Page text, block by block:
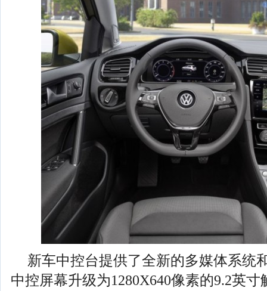
新车中控台提供了全新的多媒体系统
中控屏幕升级为1280X640像素的9.2英